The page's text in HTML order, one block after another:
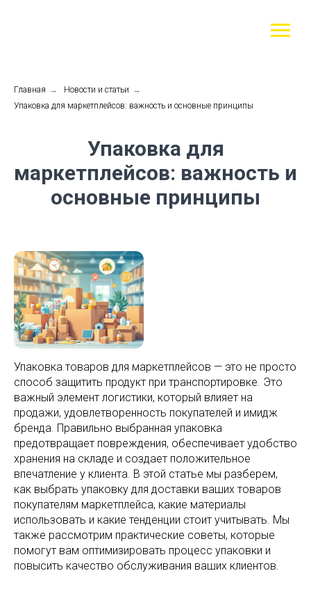
Главная → Новости и статьи →
Упаковка для маркетплейсов: важность и основные принципы
Упаковка для
маркетплейсов: важность и
основные принципы
Упаковка товаров для маркетплейсов — это не просто
способ защитить продукт при транспортировке. Это
важный элемент логистики, который влияет на
продажи, удовлетворенность покупателей и имидж
бренда. Правильно выбранная упаковка
предотвращает повреждения, обеспечивает удобство
хранения на складе и создает положительное
впечатление у клиента. В этой статье мы разберем,
как выбрать упаковку для доставки ваших товаров
покупателям маркетплейса, какие материалы
использовать и какие тенденции стоит учитывать. Мы
также рассмотрим практические советы, которые
помогут вам оптимизировать процесс упаковки и
повысить качество обслуживания ваших клиентов.